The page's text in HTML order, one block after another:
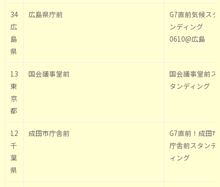
34
広
島
県
広島県庁前
G7直前気候スタ
ンディング
0610@広島
13
東
京
都
国会議事堂前
国会議事堂前ス
タンディング
12
千
葉
県
成田市庁舎前
G7直前！成田市
庁舎前スタンデ
ィング